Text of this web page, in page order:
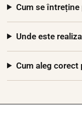
Cum se întreține
Unde este
Cum aleg corect